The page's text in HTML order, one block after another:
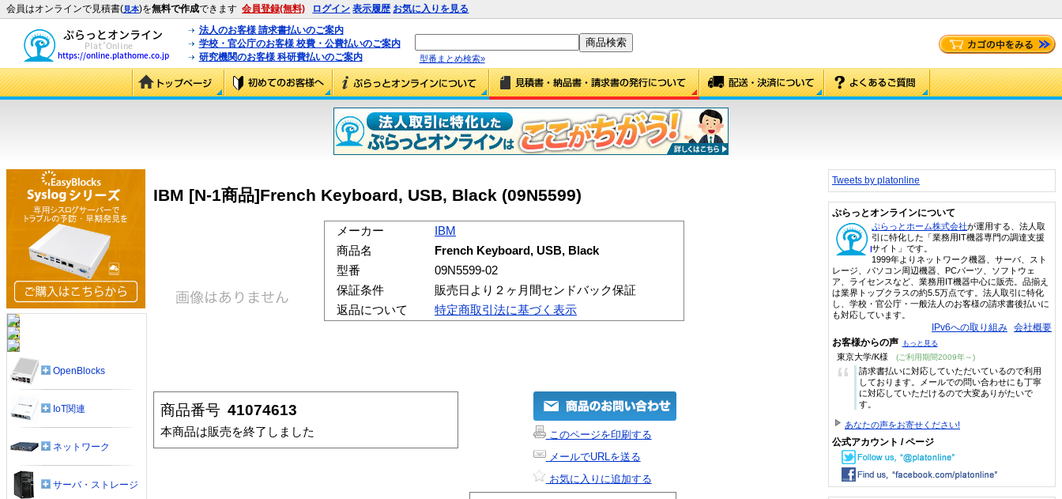
会員はオンラインで見積書(見本)を無料で作成できます 会員登録(無料) ログイン 表示履歴 お気に入りを見る
法人のお客様 請求書払いのご案内
学校・官公庁のお客様 校費・公費払いのご案内
研究機関のお客様 科研費払いのご案内
型番まとめ検索»
IBM [N-1商品]French Keyboard, USB, Black (09N5599)
メーカー
IBM
商品名
French Keyboard, USB, Black
型番
09N5599-02
保証条件
販売日より２ヶ月間センドバック保証
返品について
特定商取引法に基づく表示
商品番号 41074613
本商品は販売を終了しました
このページを印刷する
メールでURLを送る
お気に入りに追加する
OpenBlocks
IoT関連
ネットワーク
サーバ・ストレージ
Tweets by platonline
ぷらっとオンラインについて
ぷらっとホーム株式会社が運用する、法人取
引に特化した「業務用IT機器専門の調達支援
サイト」です。
1999年よりネットワーク機器、サーバ、スト
レージ、パソコン周辺機器、PCパーツ、ソフトウェ
ア、ライセンスなど、業務用IT機器中心に販売。品揃え
は業界トップクラスの約5.5万点です。法人取引に特化
し、学校・官公庁・一般法人のお客様の請求書後払いに
も対応しています。
IPv6への取り組み 会社概要
お客様からの声 もっと見る
東京大学/K様 (ご利用期間2009年～)
“
請求書払いに対応していただいているので利用
しております。メールでの問い合わせにも丁寧
に対応していただけるので大変ありがたいで
す。
あなたの声をお寄せください!
公式アカウント / ページ